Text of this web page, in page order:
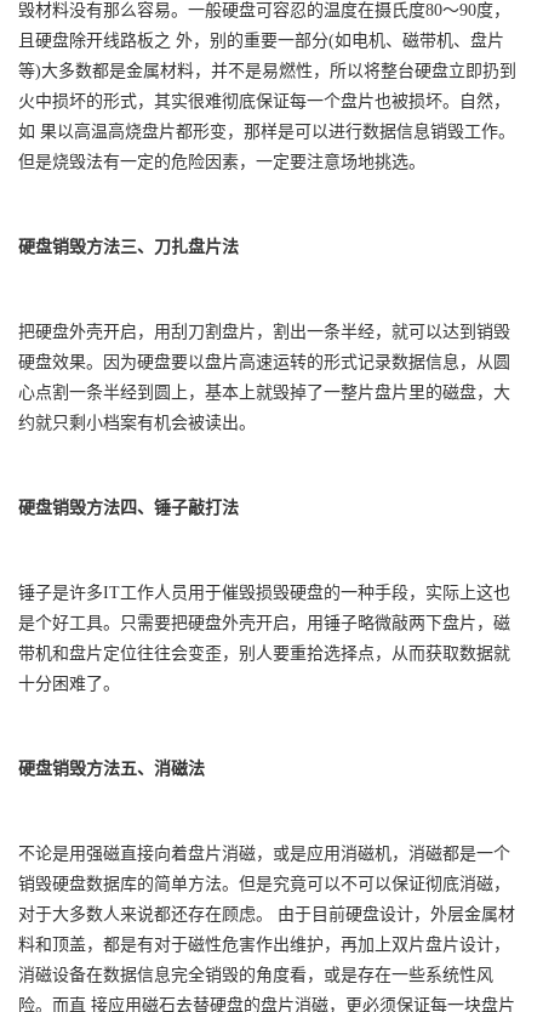
毁材料没有那么容易。一般硬盘可容忍的温度在摄氏度80～90度，
且硬盘除开线路板之 外，别的重要一部分(如电机、磁带机、盘片
等)大多数都是金属材料，并不是易燃性，所以将整台硬盘立即扔到
火中损坏的形式，其实很难彻底保证每一个盘片也被损坏。自然，
如 果以高温高烧盘片都形变，那样是可以进行数据信息销毁工作。
但是烧毁法有一定的危险因素，一定要注意场地挑选。
硬盘销毁方法三、刀扎盘片法
把硬盘外壳开启，用刮刀割盘片，割出一条半经，就可以达到销毁
硬盘效果。因为硬盘要以盘片高速运转的形式记录数据信息，从圆
心点割一条半经到圆上，基本上就毁掉了一整片盘片里的磁盘，大
约就只剩小档案有机会被读出。
硬盘销毁方法四、锤子敲打法
锤子是许多IT工作人员用于催毁损毁硬盘的一种手段，实际上这也
是个好工具。只需要把硬盘外壳开启，用锤子略微敲两下盘片，磁
带机和盘片定位往往会变歪，别人要重拾选择点，从而获取数据就
十分困难了。
硬盘销毁方法五、消磁法
不论是用强磁直接向着盘片消磁，或是应用消磁机，消磁都是一个
销毁硬盘数据库的简单方法。但是究竟可以不可以保证彻底消磁，
对于大多数人来说都还存在顾虑。 由于目前硬盘设计，外层金属材
料和顶盖，都是有对于磁性危害作出维护，再加上双片盘片设计，
消磁设备在数据信息完全销毁的角度看，或是存在一些系统性风
险。而直 接应用磁石去替硬盘的盘片消磁，更必须保证每一块盘片